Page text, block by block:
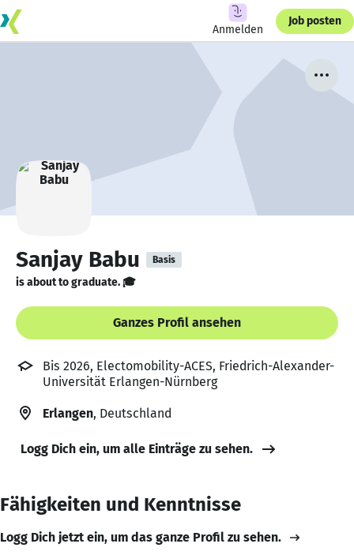
Anmelden
Job posten
Sanjay Babu Basis
is about to graduate. 🎓
Ganzes Profil ansehen
Bis 2026, Electomobility-ACES, Friedrich-Alexander-
Universität Erlangen-Nürnberg
Erlangen, Deutschland
Logg Dich ein, um alle Einträge zu sehen.
Fähigkeiten und Kenntnisse
Logg Dich jetzt ein, um das ganze Profil zu sehen.